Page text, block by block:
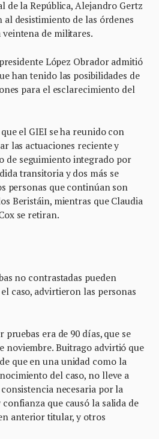
de la República, Alejandro Gertz
desistimiento de las órdenes
de militares.
López Obrador admitió
han tenido las posibilidades de
para el esclarecimiento del
el GIEI se ha reunido con
las actuaciones reciente y
de seguimiento integrado por
transitoria y dos más se
personas que continúan son
Beristáin, mientras que Claudia
se retiran.
no contrastadas pueden
caso, advirtieron las personas
era de 90 días, que se
noviembre. Buitrago advirtió que
que en una unidad como la
del caso, no lleve a
necesaria por la
que causó la salida de
anterior titular, y otros